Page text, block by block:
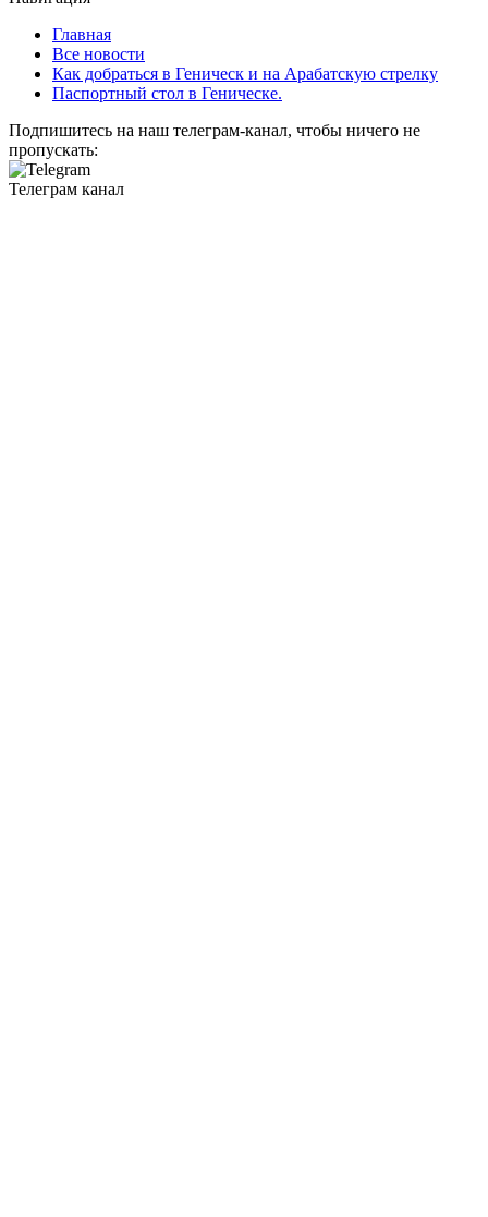
Главная
Все новости
Как добраться в Геническ и на Арабатскую стрелку
Паспортный стол в Геническе.
Подпишитесь на наш телеграм-канал, чтобы ничего не
пропускать:
Телеграм канал